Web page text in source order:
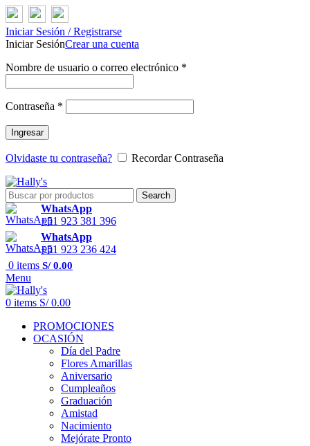
Iniciar Sesión / Registrarse
Iniciar SesiónCrear una cuenta
Nombre de usuario o correo electrónico *
Contraseña *
Ingresar
Olvidaste tu contraseña? Recordar Contraseña
Search
WhatsApp
+51 923 381 396
WhatsApp
+51 923 236 424
0 items S/0.00
Menu
0 items S/0.00
PROMOCIONES
OCASIÓN
Día del Padre
Flores Amarillas
Aniversario
Cumpleaños
Graduación
Amistad
Nacimiento
Mejórate Pronto